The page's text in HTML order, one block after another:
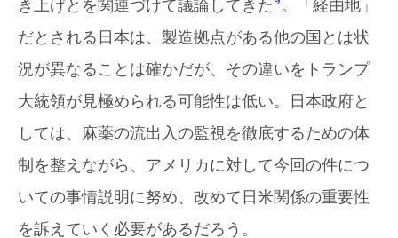
き上げとを関連づけて議論してきた 。「経由地」
だとされる日本は、製造拠点がある他の国とは状
況が異なることは確かだが、その違いをトランプ
大統領が見極められる可能性は低い。日本政府と
しては、麻薬の流出入の監視を徹底するための体
制を整えながら、アメリカに対して今回の件につ
いての事情説明に努め、改めて日米関係の重要性
を訴えていく必要があるだろう。